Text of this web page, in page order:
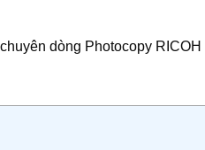
dòng Photocopy RICOH